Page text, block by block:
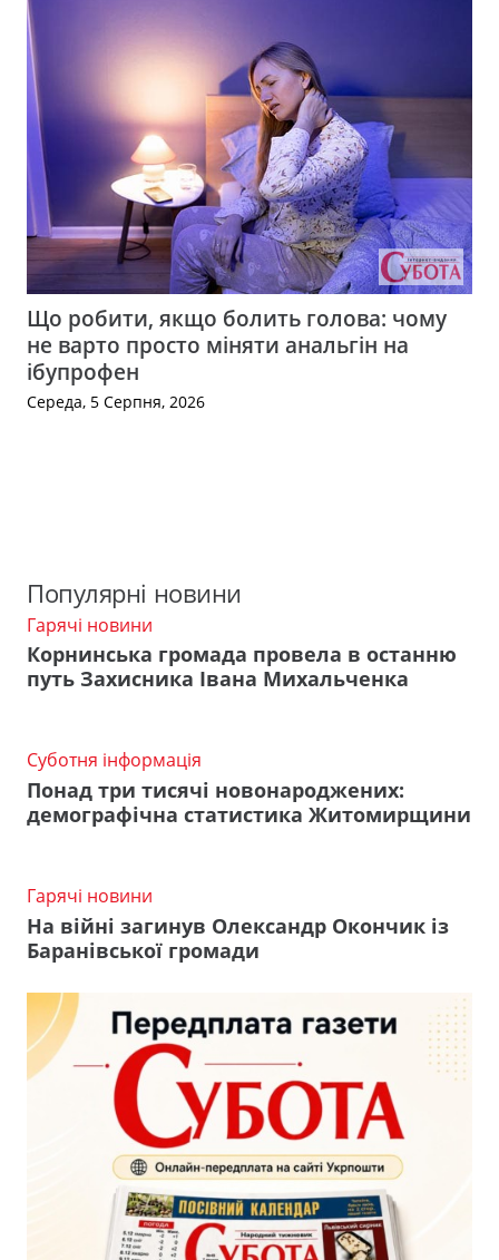
Що робити, якщо болить голова: чому
не варто просто міняти анальгін на
ібупрофен
Середа, 5 Серпня, 2026
Популярні новини
Гарячі новини
Корнинська громада провела в останню
путь Захисника Івана Михальченка
Суботня інформація
Понад три тисячі новонароджених:
демографічна статистика Житомирщини
Гарячі новини
На війні загинув Олександр Окончик із
Баранівської громади